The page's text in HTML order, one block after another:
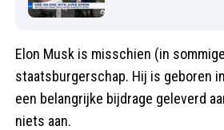
Elon Musk is misschien (in
staatsburgerschap. Hij is geboren
een belangrijke bijdrage geleverd
niets aan.